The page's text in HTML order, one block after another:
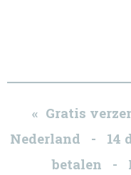
« Gratis
Nederland - 14
betalen -